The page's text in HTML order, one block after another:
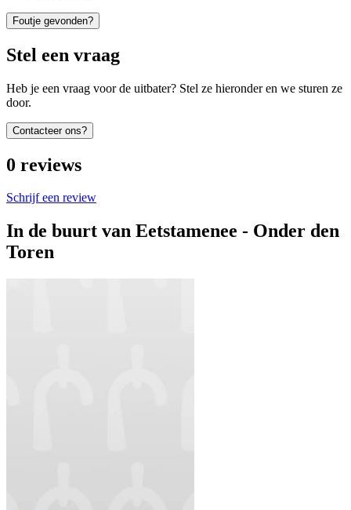
Foutje gevonden?
Stel een vraag
Heb je een vraag voor de uitbater? Stel ze hieronder en we sturen ze
door.
Contacteer ons?
0 reviews
Schrijf een review
In de buurt van Eetstamenee - Onder den
Toren